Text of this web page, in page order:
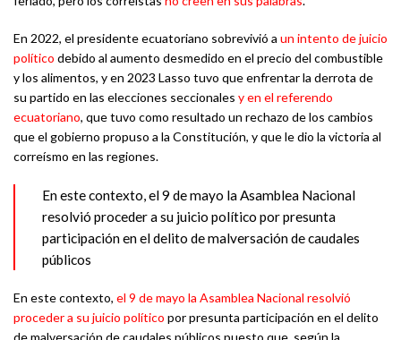
En 2022, el presidente ecuatoriano sobrevivió a un intento de juicio
político debido al aumento desmedido en el precio del combustible
y los alimentos, y en 2023 Lasso tuvo que enfrentar la derrota de
su partido en las elecciones seccionales y en el referendo
ecuatoriano, que tuvo como resultado un rechazo de los cambios
que el gobierno propuso a la Constitución, y que le dio la victoria al
correísmo en las regiones.
En este contexto, el 9 de mayo la Asamblea Nacional
resolvió proceder a su juicio político por presunta
participación en el delito de malversación de caudales
públicos
En este contexto, el 9 de mayo la Asamblea Nacional resolvió
proceder a su juicio político por presunta participación en el delito
de malversación de caudales públicos puesto que, según la